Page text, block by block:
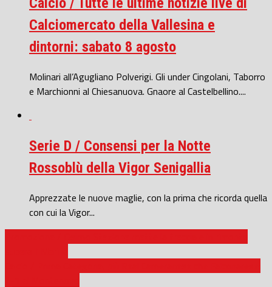
Calciomercato della Vallesina e
dintorni: sabato 8 agosto
Molinari all’Agugliano Polverigi. Gli under Cingolani, Taborro
e Marchionni al Chiesanuova. Gnaore al Castelbellino....
Serie D / Consensi per la Notte
Rossoblù della Vigor Senigallia
Apprezzate le nuove maglie, con la prima che ricorda quella
con cui la Vigor...